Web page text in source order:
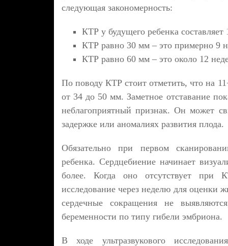
следующая закономерность:
КТР у будущего ребенка
КТР равно 30 мм – это примерно 9
КТР равно 60 мм – это около 12
По поводу КТР стоит отметить, что на
от 34 до 50 мм. Заметное отставание
неблагоприятный признак. Он может
задержке или аномалиях развития плода.
Обязательно при первом
ребенка. Сердцебиение начинает
более. Когда оно отсутствует при
исследование через неделю для
сердечные сокращения не
беременности по типу гибели эмбриона.
В ходе ультразвукового